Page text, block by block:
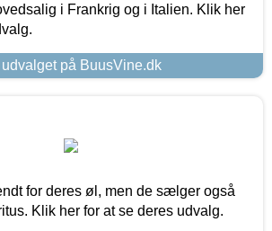
i Frankrig og i Italien. Klik her
udvalget på BuusVine.dk
for deres øl, men de sælger også
Klik her for at se deres udvalg.